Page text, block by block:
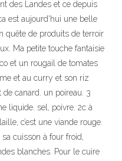
des Landes et ce depuis
est aujourd'hui une belle
quête de produits de terroir
Ma petite touche fantaisie
et un rougail de tomates
et au curry et son riz
canard. un poireau. 3
liquide. sel, poivre. 2c à
c’est une viande rouge.
cuisson à four froid,
blanches. Pour le cuire